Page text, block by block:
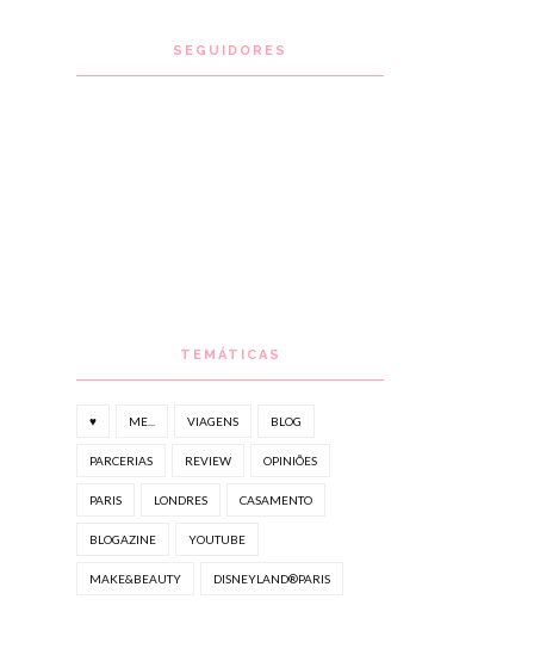
SEGUIDORES
TEMÁTICAS
♥ ME... VIAGENS BLOG
PARCERIAS REVIEW OPINIÕES
PARIS LONDRES CASAMENTO
BLOGAZINE YOUTUBE
MAKE&BEAUTY DISNEYLAND®PARIS